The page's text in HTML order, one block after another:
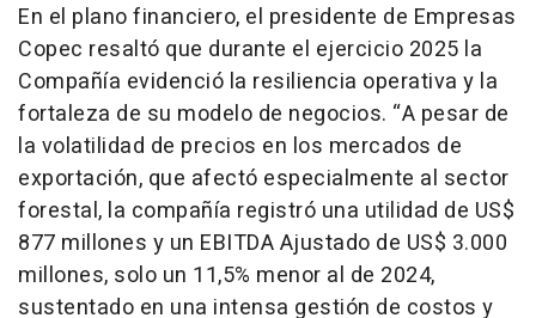
En el plano financiero, el presidente de Empresas
Copec resaltó que durante el ejercicio 2025 la
Compañía evidenció la resiliencia operativa y la
fortaleza de su modelo de negocios. “A pesar de
la volatilidad de precios en los mercados de
exportación, que afectó especialmente al sector
forestal, la compañía registró una utilidad de US$
877 millones y un EBITDA Ajustado de US$ 3.000
millones, solo un 11,5% menor al de 2024,
sustentado en una intensa gestión de costos y